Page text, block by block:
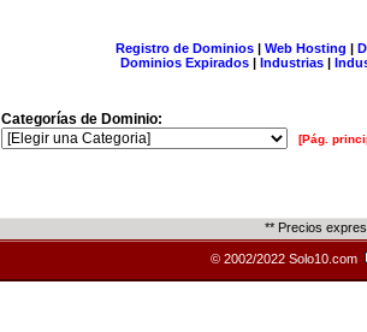
Registro de Dominios| Web Hosting |
Dominios Expirados | Industrias |
Categorías de Dominio:
[Pág.
** Precios
© 2002/2022 Solo10.com